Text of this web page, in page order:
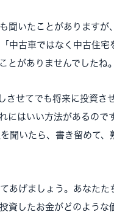
聞いたことがありますが
中古車ではなく中古住宅
とがありませんでしたね。
せてでも将来に投資さ
にはいい方法があるので
聞いたら、書き留めて、
あげましょう。あなたた
資したお金がどのような